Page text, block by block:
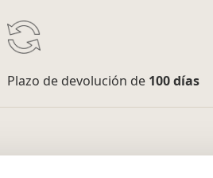
Plazo de devolución de 100 días